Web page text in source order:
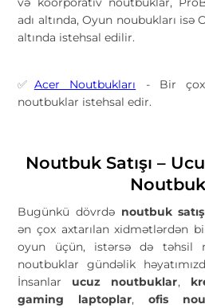
adı altında, Oyun noubukları isə
altında istehsal edilir.
✅ Acer Noutbukları - Bir çox
noutbuklar istehsal edir.
Noutbuk Satışı –
Bugünkü dövrdə noutbuk
ən çox axtarılan xidmətlərdən
oyun üçün, istərsə də təhsil
noutbuklar gündəlik
İnsanlar ucuz noutbuklar,
gaming laptoplar,ofis